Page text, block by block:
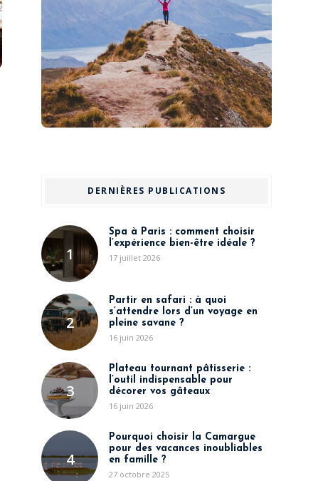
DERNIÈRES PUBLICATIONS
1
Spa à Paris : comment choisir
l’expérience bien-être idéale ?
17 juillet 2026
2
Partir en safari : à quoi
s’attendre lors d’un voyage en
pleine savane ?
16 juin 2026
3
Plateau tournant pâtisserie :
l’outil indispensable pour
décorer vos gâteaux
16 juin 2026
4
Pourquoi choisir la Camargue
pour des vacances inoubliables
en famille ?
27 octobre 2025